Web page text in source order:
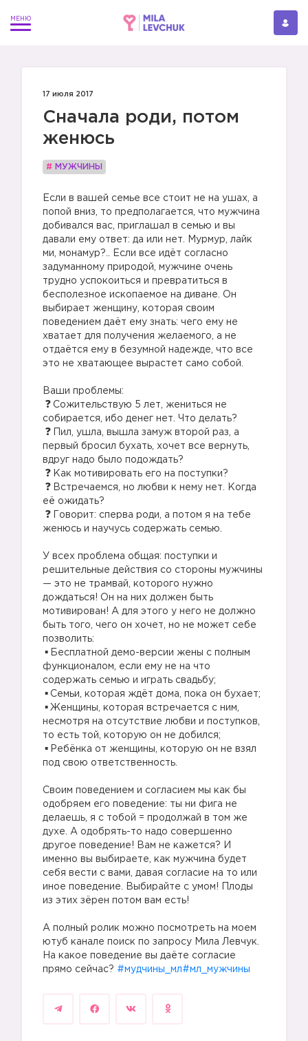
17 июля 2017
Сначала роди, потом
женюсь
# МУЖЧИНЫ
Если в вашей семье все стоит не на ушах, а
попой вниз, то предполагается, что мужчина
добивался вас, приглашал в семью и вы
давали ему ответ: да или нет. Мурмур, лайк
ми, монамур?.. Если все идёт согласно
задуманному природой, мужчине очень
трудно успокоиться и превратиться в
бесполезное ископаемое на диване. Он
выбирает женщину, которая своим
поведением даёт ему знать: чего ему не
хватает для получения желаемого, а не
отдаётся ему в безумной надежде, что все
это не хватающее вырастет само собой.
Ваши проблемы:
Сожительствую 5 лет, жениться не
собирается, ибо денег нет. Что делать?
Пил, ушла, вышла замуж второй раз, а
первый бросил бухать, хочет все вернуть,
вдруг надо было подождать?
Как мотивировать его на поступки?
Встречаемся, но любви к нему нет. Когда
её ожидать?
Говорит: сперва роди, а потом я на тебе
женюсь и научусь содержать семью.
У всех проблема общая: поступки и
решительные действия со стороны мужчины
— это не трамвай, которого нужно
дождаться! Он на них должен быть
мотивирован! А для этого у него не должно
быть того, чего он хочет, но не может себе
позволить:
Бесплатной демо-версии жены с полным
функционалом, если ему не на что
содержать семью и играть свадьбу;
Семьи, которая ждёт дома, пока он бухает;
Женщины, которая встречается с ним,
несмотря на отсутствие любви и поступков,
то есть той, которую он не добился;
Ребёнка от женщины, которую он не взял
под свою ответственность.
Своим поведением и согласием мы как бы
одобряем его поведение: ты ни фига не
делаешь, я с тобой = продолжай в том же
духе. А одобрять-то надо совершенно
другое поведение! Вам не кажется? И
именно вы выбираете, как мужчина будет
себя вести с вами, давая согласие на то или
иное поведение. Выбирайте с умом! Плоды
из этих зёрен потом вам есть!
А полный ролик можно посмотреть на моем
ютуб канале поиск по запросу Мила Левчук.
На какое поведение вы даёте согласие
прямо сейчас? #мудчины_мл#мл_мужчины